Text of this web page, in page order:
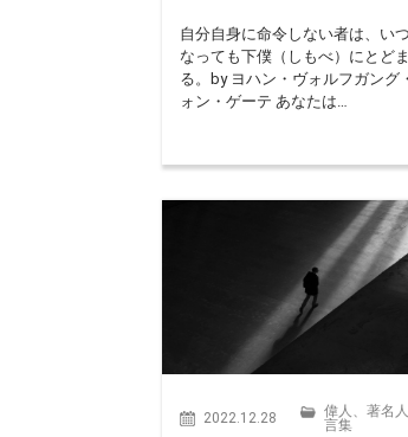
自分自身に命令しない者は、い
なっても下僕（しもべ）にとどま
る。by ヨハン・ヴォルフガング
ォン・ゲーテ あなたは…
2022.12.28 偉人、著名人
言集